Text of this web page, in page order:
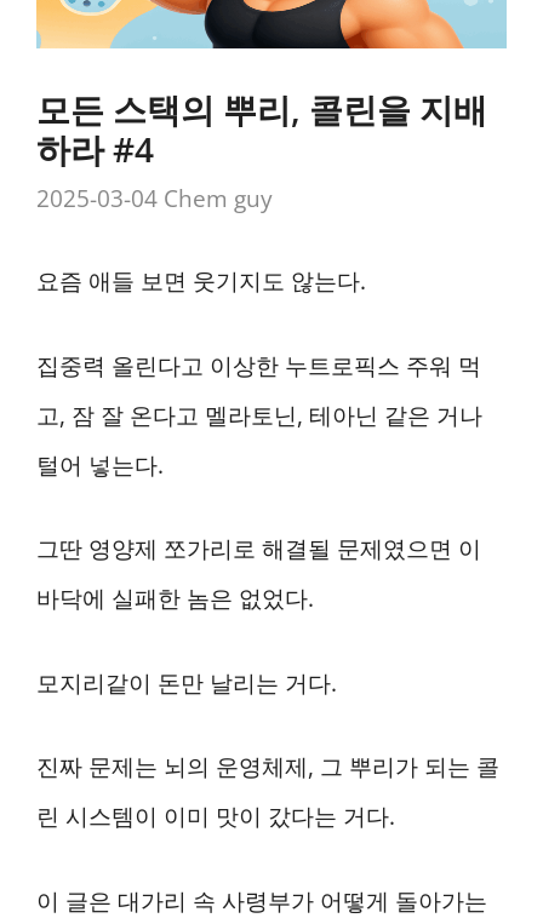
모든 스택의 뿌리, 콜린을 지배
하라 #4
2025-03-04 Chem guy
요즘 애들 보면 웃기지도 않는다.
집중력 올린다고 이상한 누트로픽스 주워 먹
고, 잠 잘 온다고 멜라토닌, 테아닌 같은 거나
털어 넣는다.
그딴 영양제 쪼가리로 해결될 문제였으면 이
바닥에 실패한 놈은 없었다.
모지리같이 돈만 날리는 거다.
진짜 문제는 뇌의 운영체제, 그 뿌리가 되는 콜
린 시스템이 이미 맛이 갔다는 거다.
이 글은 대가리 속 사령부가 어떻게 돌아가는